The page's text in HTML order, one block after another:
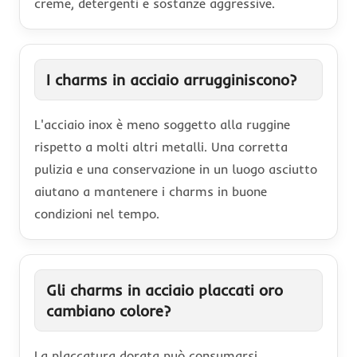
I charms in acciaio arrugginiscono?
L'acciaio inox è meno soggetto alla ruggine
rispetto a molti altri metalli. Una corretta
pulizia e una conservazione in un luogo asciutto
aiutano a mantenere i charms in buone
condizioni nel tempo.
Gli charms in acciaio placcati oro
cambiano colore?